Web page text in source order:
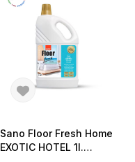
Sano Floor Fresh Home
EXOTIC HOTEL 1l.